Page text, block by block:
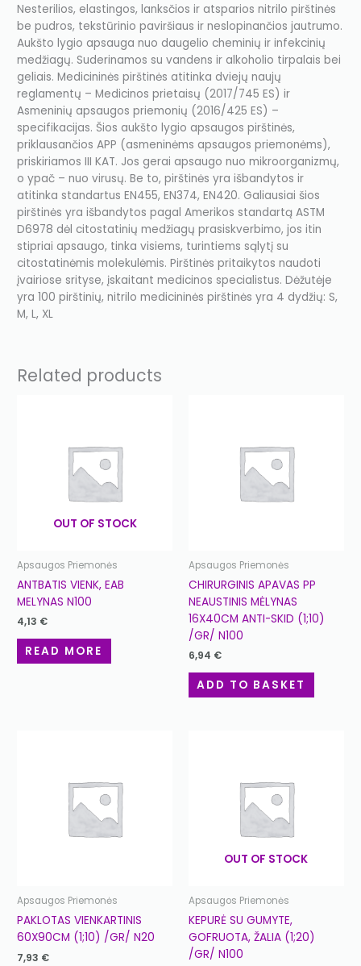
Nesterilios, elastingos, lanksčios ir atsparios nitrilo pirštinės
be pudros, tekstūrinio paviršiaus ir neslopinančios jautrumo.
Aukšto lygio apsauga nuo daugelio cheminių ir infekcinių
medžiagų. Suderinamos su vandens ir alkoholio tirpalais bei
geliais. Medicininės pirštinės atitinka dviejų naujų
reglamentų – Medicinos prietaisų (2017/745 ES) ir
Asmeninių apsaugos priemonių (2016/425 ES) –
specifikacijas. Šios aukšto lygio apsaugos pirštinės,
priklausančios APP (asmeninėms apsaugos priemonėms),
priskiriamos III KAT. Jos gerai apsaugo nuo mikroorganizmų,
o ypač – nuo virusų. Be to, pirštinės yra išbandytos ir
atitinka standartus EN455, EN374, EN420. Galiausiai šios
pirštinės yra išbandytos pagal Amerikos standartą ASTM
D6978 dėl citostatinių medžiagų prasiskverbimo, jos itin
stipriai apsaugo, tinka visiems, turintiems sąlytį su
citostatinėmis molekulėmis. Pirštinės pritaikytos naudoti
įvairiose srityse, įskaitant medicinos specialistus. Dėžutėje
yra 100 pirštinių, nitrilo medicininės pirštinės yra 4 dydžių: S,
M, L, XL
Related products
OUT OF STOCK
Apsaugos Priemonės
ANTBATIS VIENK, EAB
MELYNAS N100
4,13 €
READ MORE
Apsaugos Priemonės
CHIRURGINIS APAVAS PP
NEAUSTINIS MĖLYNAS
16X40CM ANTI-SKID (1;10)
/GR/ N100
6,94 €
ADD TO BASKET
Apsaugos Priemonės
PAKLOTAS VIENKARTINIS
60X90CM (1;10) /GR/ N20
7,93 €
OUT OF STOCK
Apsaugos Priemonės
KEPURĖ SU GUMYTE,
GOFRUOTA, ŽALIA (1;20)
/GR/ N100